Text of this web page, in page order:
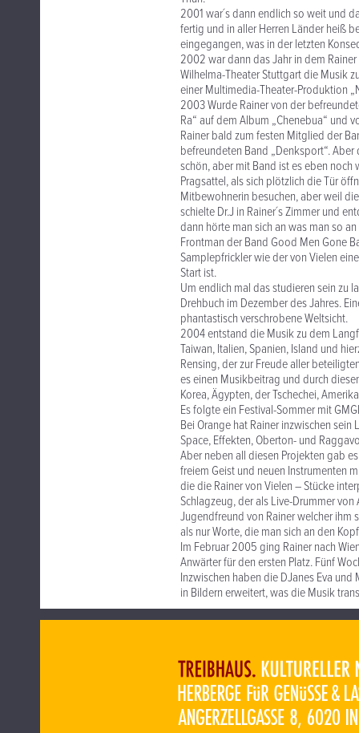
2001 war´s dann endlich so weit und
fertig und in aller Herren Länder heiß
eingegangen, was in der letzten
2002 war dann das Jahr in dem
Wilhelma-Theater Stuttgart die Musik
einer Multimedia-Theater-Produktion
2003 Wurde Rainer von der
Ra“ auf dem Album „Chenebua“ und
Rainer bald zum festen Mitglied der
befreundeten Band „Denksport“.
schön, aber mit Band ist es eben noch
Pragsattel, als sich plötzlich die Tür
Mitbewohnerin besuchen, aber weil
schielte Dr.J in Rainer´s Zimmer und
dann hörte man sich an was man so
Frontman der Band Good Men Gone
Samplepfrickler wie der von Vielen
Start ist.
Um endlich mal das studieren sein zu
Drehbuch im Dezember des Jahres.
phantastisch verschrobene Weltsicht.
2004 entstand die Musik zu dem
Taiwan, Italien, Spanien, Island und
Rensing, der zur Freude aller
es einen Musikbeitrag und durch
Korea, Ägypten, der Tschechei,
Es folgte ein Festival-Sommer mit
Bei Orange hat Rainer inzwischen
Space, Effekten, Oberton- und
Aber neben all diesen Projekten gab
freiem Geist und neuen Instrumenten
die die Rainer von Vielen – Stücke
Schlagzeug, der als Live-Drummer
Jugendfreund von Rainer welcher ihm
als nur Worte, die man sich an den
Im Februar 2005 ging Rainer nach
Anwärter für den ersten Platz. Fünf
Inzwischen haben die DJanes Eva
in Bildern erweitert, was die Musik